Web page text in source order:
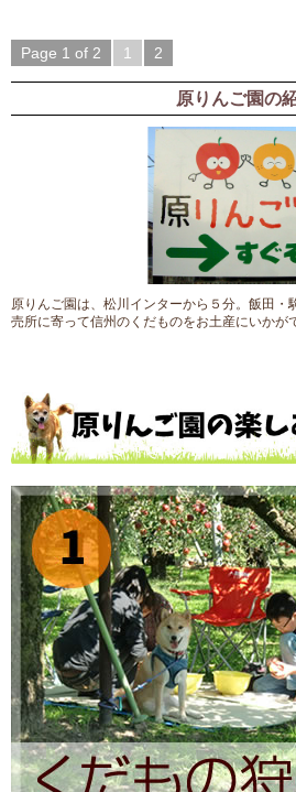
Page 1 of 2 1 2
原りんご園の
原りんご園は、松川インターから５分。飯田・
売所に寄って信州のくだものをお土産にいかが